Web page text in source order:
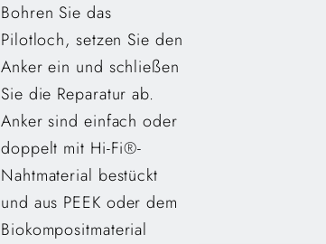
Bohren Sie das
Pilotloch, setzen Sie den
Anker ein und schließen
Sie die Reparatur ab.
Anker sind einfach oder
doppelt mit Hi-Fi®-
Nahtmaterial bestückt
und aus PEEK oder dem
Biokompositmaterial